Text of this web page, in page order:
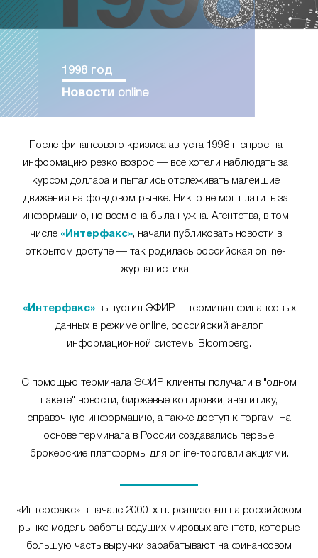
1998 год
Новости online
После финансового кризиса августа 1998 г. спрос на
информацию резко возрос — все хотели наблюдать за
курсом доллара и пытались отслеживать малейшие
движения на фондовом рынке. Никто не мог платить за
информацию, но всем она была нужна. Агентства, в том
числе «Интерфакс», начали публиковать новости в
открытом доступе — так родилась российская online-
журналистика.
«Интерфакс»выпустил ЭФИР —терминал финансовых
данных в режиме online, российский аналог
информационной системы Bloomberg.
С помощью терминала ЭФИР клиенты получали в "одном
пакете" новости, биржевые котировки, аналитику,
справочную информацию, а также доступ к торгам. На
основе терминала в России создавались первые
брокерские платформы для online-торговли акциями.
«Интерфакс» в начале 2000-х гг. реализовал на российском
рынке модель работы ведущих мировых агентств, которые
большую часть выручки зарабатывают на финансовом